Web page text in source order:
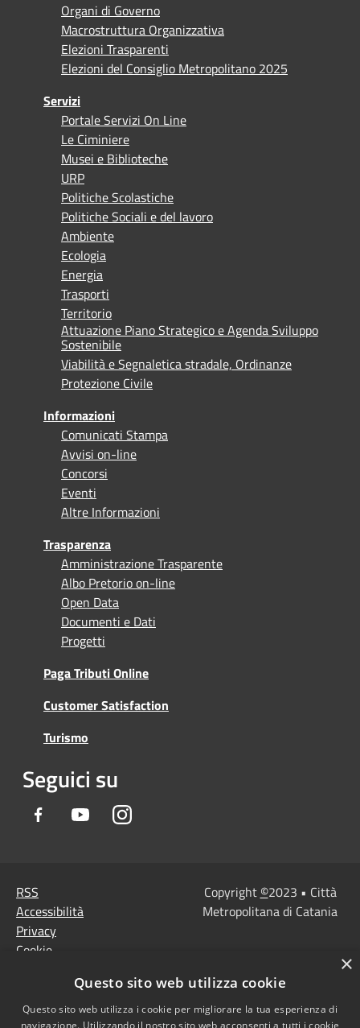
Organi di Governo
Macrostruttura Organizzativa
Elezioni Trasparenti
Elezioni del Consiglio Metropolitano 2025
Servizi
Portale Servizi On Line
Le Ciminiere
Musei e Biblioteche
URP
Politiche Scolastiche
Politiche Sociali e del lavoro
Ambiente
Ecologia
Energia
Trasporti
Territorio
Attuazione Piano Strategico e Agenda Sviluppo
Sostenibile
Viabilità e Segnaletica stradale, Ordinanze
Protezione Civile
Informazioni
Comunicati Stampa
Avvisi on-line
Concorsi
Eventi
Altre Informazioni
Trasparenza
Amministrazione Trasparente
Albo Pretorio on-line
Open Data
Documenti e Dati
Progetti
Paga Tributi Online
Customer Satisfaction
Turismo
Seguici su
Facebook YoutubeInstagram
RSS
Accessibilità
Privacy
Cookie
Note Legali
Agenzia per l'Italia
Copyright ©2023 • Città
Metropolitana di Catania
×
Questo sito web utilizza cookie
Questo sito web utilizza i cookie per migliorare la tua esperienza di
navigazione. Utilizzando il nostro sito web acconsenti a tutti i cookie